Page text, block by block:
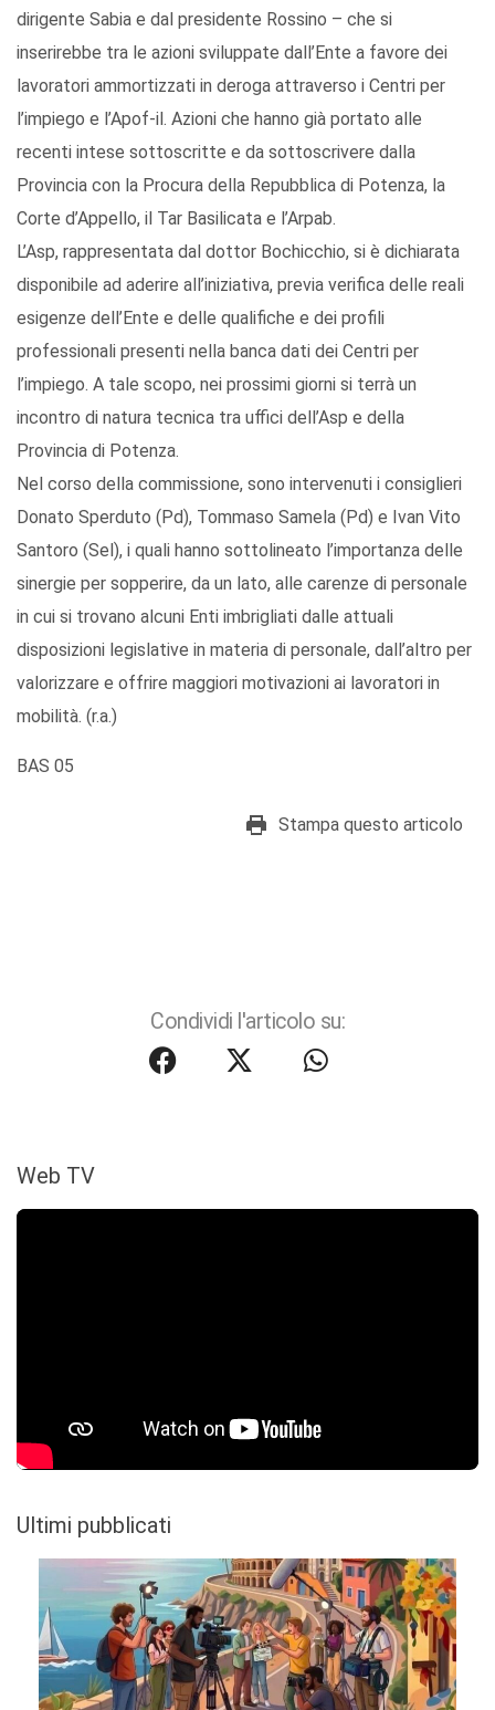
dirigente Sabia e dal presidente Rossino – che si
inserirebbe tra le azioni sviluppate dall’Ente a favore dei
lavoratori ammortizzati in deroga attraverso i Centri per
l’impiego e l’Apof-il. Azioni che hanno già portato alle
recenti intese sottoscritte e da sottoscrivere dalla
Provincia con la Procura della Repubblica di Potenza, la
Corte d’Appello, il Tar Basilicata e l’Arpab.
L’Asp, rappresentata dal dottor Bochicchio, si è dichiarata
disponibile ad aderire all’iniziativa, previa verifica delle reali
esigenze dell’Ente e delle qualifiche e dei profili
professionali presenti nella banca dati dei Centri per
l’impiego. A tale scopo, nei prossimi giorni si terrà un
incontro di natura tecnica tra uffici dell’Asp e della
Provincia di Potenza.
Nel corso della commissione, sono intervenuti i consiglieri
Donato Sperduto (Pd), Tommaso Samela (Pd) e Ivan Vito
Santoro (Sel), i quali hanno sottolineato l’importanza delle
sinergie per sopperire, da un lato, alle carenze di personale
in cui si trovano alcuni Enti imbrigliati dalle attuali
disposizioni legislative in materia di personale, dall’altro per
valorizzare e offrire maggiori motivazioni ai lavoratori in
mobilità. (r.a.)
BAS 05
Stampa questo articolo
Condividi l'articolo su:
Web TV
Ultimi pubblicati